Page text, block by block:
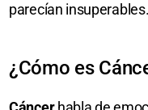
parecían insuperables.
¿Cómo es